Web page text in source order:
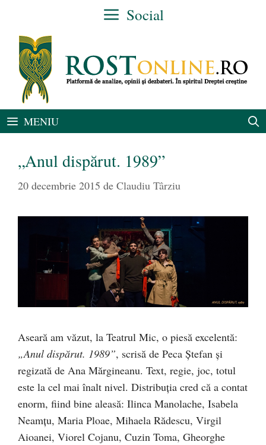
conținut
Social
MENIU
„Anul dispărut. 1989”
20 decembrie 2015 de Claudiu Târziu
Aseară am văzut, la Teatrul Mic, o piesă excelentă:
„Anul dispărut. 1989”, scrisă de Peca Ştefan şi
regizată de Ana Mărgineanu. Text, regie, joc, totul
este la cel mai înalt nivel. Distribuţia cred că a contat
enorm, fiind bine aleasă: Ilinca Manolache, Isabela
Neamţu, Maria Ploae, Mihaela Rădescu, Virgil
Aioanei, Viorel Cojanu, Cuzin Toma, Gheorghe